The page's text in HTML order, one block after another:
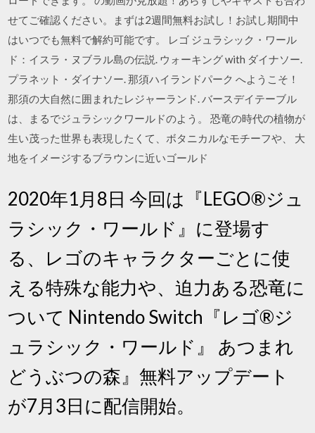
せてご確認ください。まずは2週間無料お試し！お試し期間中
はいつでも無料で解約可能です。 レゴ ジュラシック・ワール
ド：イスラ・ヌブラル島の伝説. ウォーキング with ダイナソー.
プラネット・ダイナソー. 那須ハイランドパーク へようこそ！
那須の大自然に囲まれたレジャーランド. バースデイテーブル
は、まるでジュラシックワールドのよう。 恐竜の時代の植物が
生い茂った世界も表現したくて、ボタニカルなモチーフや、 大
地をイメージするブラウンに近いゴールド
2020年1月8日 今回は『LEGO®ジュ
ラシック・ワールド』に登場す
る、レゴのキャラクターごとに使
える特殊な能力や、迫力ある恐竜に
ついて Nintendo Switch『レゴ®ジ
ュラシック・ワールド』 あつまれ
どうぶつの森』無料アップデート
が7月3日に配信開始。